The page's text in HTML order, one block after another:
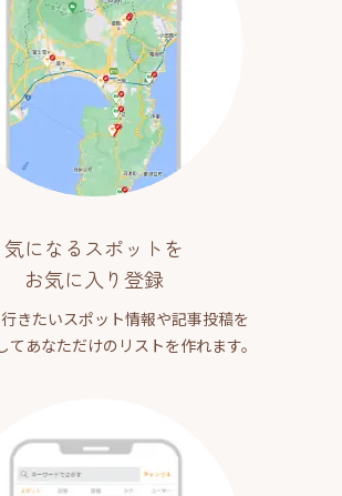
気になるスポットを
お気に入り登録
きたいスポット情報や記事投稿を
てあなただけのリストを作れます。